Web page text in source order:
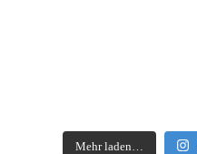
Mehr laden…